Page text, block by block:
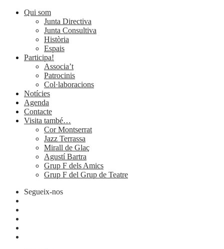
Qui som
Junta Directiva
Junta Consultiva
Història
Espais
Participa!
Associa’t
Patrocinis
Col·laboracions
Notícies
Agenda
Contacte
Visita també…
Cor Montserrat
Jazz Terrassa
Mirall de Glaç
Agustí Bartra
Grup F dels Amics
Grup F del Grup de Teatre
Segueix-nos